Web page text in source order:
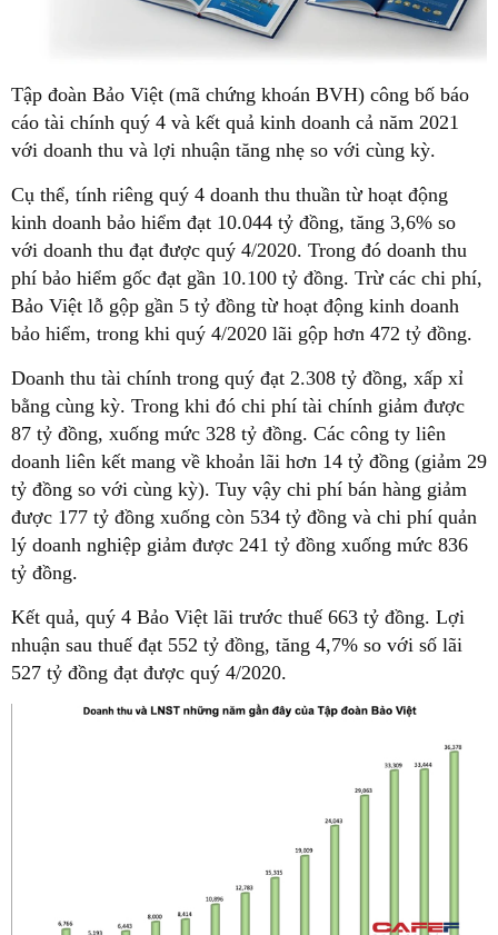
Tập đoàn Bảo Việt (mã chứng khoán BVH) công bố báo
cáo tài chính quý 4 và kết quả kinh doanh cả năm 2021
với doanh thu và lợi nhuận tăng nhẹ so với cùng kỳ.
Cụ thể, tính riêng quý 4 doanh thu thuần từ hoạt động
kinh doanh bảo hiểm đạt 10.044 tỷ đồng, tăng 3,6% so
với doanh thu đạt được quý 4/2020. Trong đó doanh thu
phí bảo hiểm gốc đạt gần 10.100 tỷ đồng. Trừ các chi phí,
Bảo Việt lỗ gộp gần 5 tỷ đồng từ hoạt động kinh doanh
bảo hiểm, trong khi quý 4/2020 lãi gộp hơn 472 tỷ đồng.
Doanh thu tài chính trong quý đạt 2.308 tỷ đồng, xấp xỉ
bằng cùng kỳ. Trong khi đó chi phí tài chính giảm được
87 tỷ đồng, xuống mức 328 tỷ đồng. Các công ty liên
doanh liên kết mang về khoản lãi hơn 14 tỷ đồng (giảm 29
tỷ đồng so với cùng kỳ). Tuy vậy chi phí bán hàng giảm
được 177 tỷ đồng xuống còn 534 tỷ đồng và chi phí quản
lý doanh nghiệp giảm được 241 tỷ đồng xuống mức 836
tỷ đồng.
Kết quả, quý 4 Bảo Việt lãi trước thuế 663 tỷ đồng. Lợi
nhuận sau thuế đạt 552 tỷ đồng, tăng 4,7% so với số lãi
527 tỷ đồng đạt được quý 4/2020.